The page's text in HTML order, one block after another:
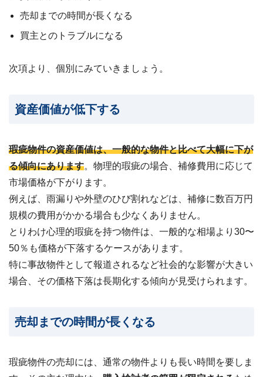
売却までの時間が長くなる
買主とのトラブルになる
次項より、個別にみていきましょう。
資産価値が低下する
瑕疵物件の資産価値は、一般的な物件と比べて大幅に下が
る傾向にあります。物理的瑕疵の場合、補修費用に応じて
市場価格が下がります。
例えば、雨漏りや外壁のひび割れなどは、補修に数百万円
規模の費用がかかる場合も少なくありません。
とりわけ心理的瑕疵を持つ物件は、一般的な相場より30〜
50％も価格が下落するケースがあります。
特に事故物件として報道されるなど社会的な影響が大きい
場合、その価格下落は長期化する傾向が見受けられます。
売却までの時間が長くなる
瑕疵物件の売却には、通常の物件よりも長い時間を要しま